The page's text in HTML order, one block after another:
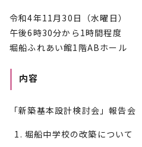
令和4年11月30日（水曜日）
午後6時30分から1時間程度
堀船ふれあい館1階ABホール
内容
「新築基本設計検討会」報告会
堀船中学校の改築について